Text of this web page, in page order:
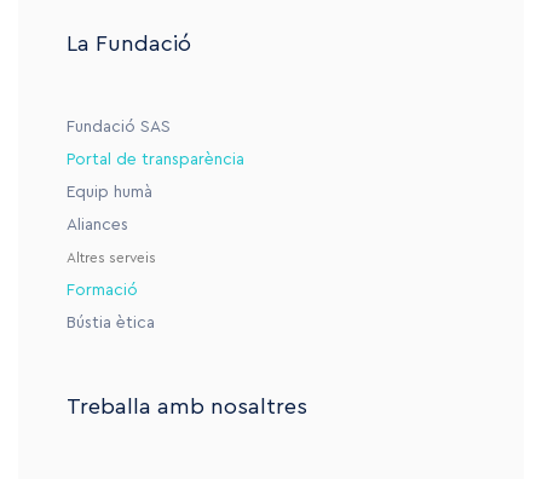
La Fundació
Fundació SAS
Portal de transparència
Equip humà
Aliances
Altres serveis
Formació
Bústia ètica
Treballa amb nosaltres